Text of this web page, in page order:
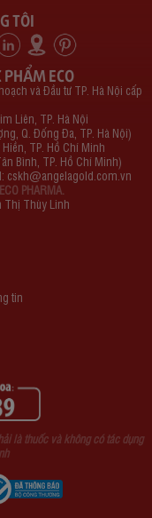
TÔI
PHẨM ECO
và Đầu tư TP. Hà Nội cấp
Liên, TP. Hà Nội
Q. Đống Đa, TP. Hà Nội)
TP. Hồ Chí Minh
Bình, TP. Hồ Chí Minh)
cskh@angelagold.com.vn
PHARMA.
Thị Thùy Linh
tin
là thuốc và không có tác dụng